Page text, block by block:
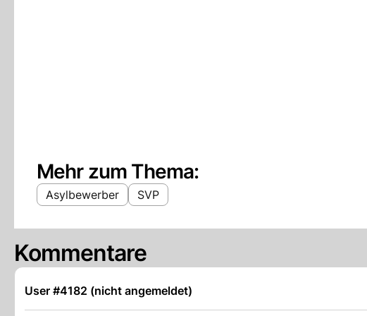
Mehr zum Thema:
Asylbewerber SVP
Kommentare
User #4182 (nicht angemeldet)